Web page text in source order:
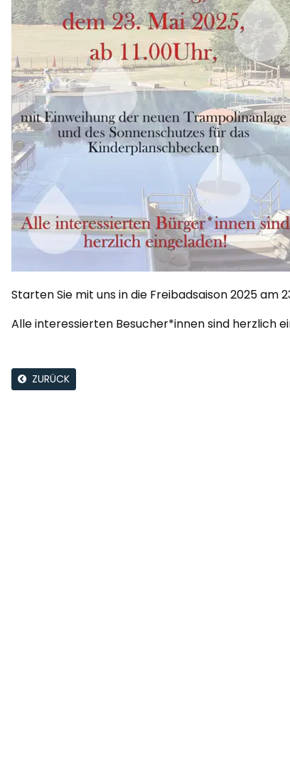
Starten Sie mit uns in die Freibadsaison 2025 am
Alle interessierten Besucher*innen sind herzlich
ZURÜCK